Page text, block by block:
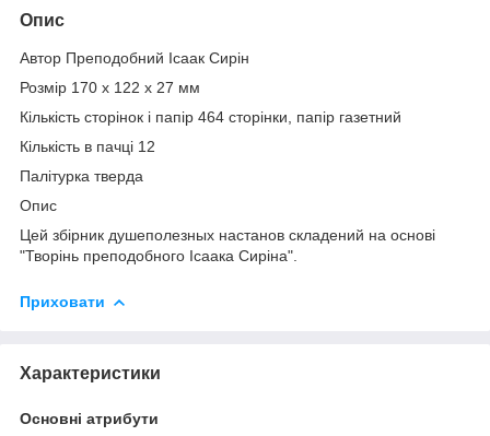
Опис
Автор Преподобний Ісаак Сирін
Розмір 170 х 122 х 27 мм
Кількість сторінок і папір 464 сторінки, папір газетний
Кількість в пачці 12
Палітурка тверда
Опис
Цей збірник душеполезных настанов складений на основі
"Творінь преподобного Ісаака Сиріна".
Приховати
Характеристики
Основні атрибути